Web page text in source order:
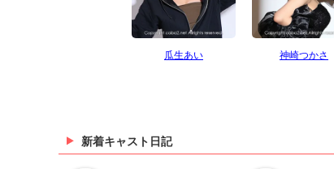
瓜生あい 神崎つかさ
新着キャスト日記